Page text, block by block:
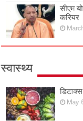
सीएम
करियर
स्वास्थ्य
May